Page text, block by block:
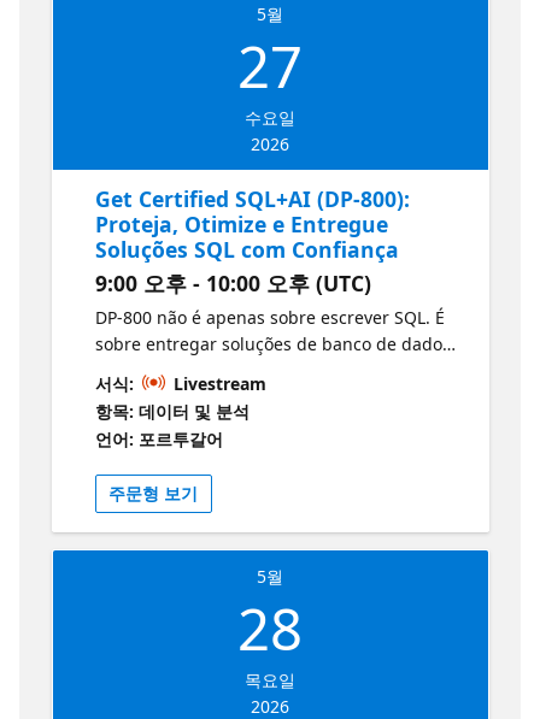
5월
27
수요일
2026
Get Certified SQL+AI (DP-800):
Proteja, Otimize e Entregue
Soluções SQL com Confiança
9:00 오후 - 10:00 오후 (UTC)
DP-800 não é apenas sobre escrever SQL. É
sobre entregar soluções de banco de dados
seguras, rápidas e prontas para produção
em ambientes modernos de engenharia.
Nesta sessão, vamos focar nas práticas de
engenharia que transformam seu trabalho
com SQL em soluções prontas para uso real.
서식:
Livestream
항목: 데이터 및 분석
언어: 포르투갈어
주문형 보기
5월
28
목요일
2026